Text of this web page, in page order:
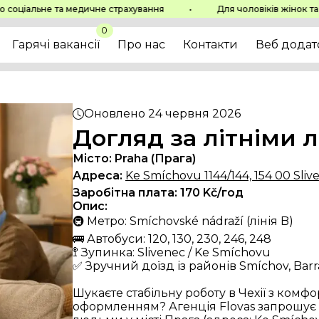
та медичне страхування Для чоловіків жінок та
Гарячі вакансії
0
Про нас Контакти Веб
Оновлено 24 червня 2026
Догляд за літніми
Місто: Praha (Прага)
Адреса: Ke Smíchovu 1144/144, 154 00
Заробітна плата: 170 Kč/год
Опис:
🚇 Метро: Smíchovské nádraží (лінія B)
🚌 Автобуси: 120, 130, 230, 246, 248
🚏 Зупинка: Slivenec / Ke Smíchovu
✅ Зручний доїзд із районів Smíchov,
Шукаєте стабільну роботу в Чехії з
оформленням? Агенція Flovas запрошує
Навігація
Головна
Гарячі вакансії
Контакти
+420 777